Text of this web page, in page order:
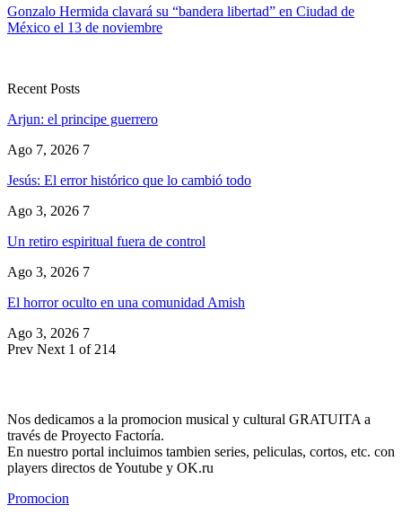
Gonzalo Hermida clavará su “bandera libertad” en Ciudad de
México el 13 de noviembre
Recent Posts
Arjun: el principe guerrero
Ago 7, 2026 7
Jesús: El error histórico que lo cambió todo
Ago 3, 2026 7
Un retiro espiritual fuera de control
Ago 3, 2026 7
El horror oculto en una comunidad Amish
Ago 3, 2026 7
Prev Next 1 of 214
Nos dedicamos a la promocion musical y cultural GRATUITA a
través de Proyecto Factoría.
En nuestro portal incluimos tambien series, peliculas, cortos, etc. con
players directos de Youtube y OK.ru
Promocion